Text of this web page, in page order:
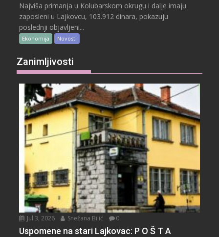
Najviša primanja u Kolubarskom okrugu i dalje imaju
zaposleni u Lajkovcu, 103.912 dinara, pokazuju
poslednji objavljeni...
Ekonomija Novosti
Zanimljivosti
Jul 3, 2026 Snežana Bilić 0
Uspomene na stari Lajkovac: P O Š T A